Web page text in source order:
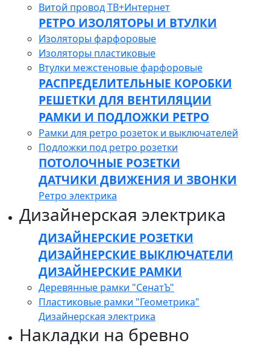
Витой провод ТВ+Интернет
РЕТРО ИЗОЛЯТОРЫ И ВТУЛКИ
Изоляторы фарфоровые
Изоляторы пластиковые
Втулки межстеновые фарфоровые
РАСПРЕДЕЛИТЕЛЬНЫЕ КОРОБКИ
РЕШЕТКИ ДЛЯ ВЕНТИЛЯЦИИ
РАМКИ И ПОДЛОЖКИ РЕТРО
Рамки для ретро розеток и выключателей
Подложки под ретро розетки
ПОТОЛОЧНЫЕ РОЗЕТКИ
ДАТЧИКИ ДВИЖЕНИЯ И ЗВОНКИ
Ретро электрика
Дизайнерская электрика
ДИЗАЙНЕРСКИЕ РОЗЕТКИ
ДИЗАЙНЕРСКИЕ ВЫКЛЮЧАТЕЛИ
ДИЗАЙНЕРСКИЕ РАМКИ
Деревянные рамки "СенатЪ"
Пластиковые рамки "Геометрика"
Дизайнерская электрика
Накладки на бревно